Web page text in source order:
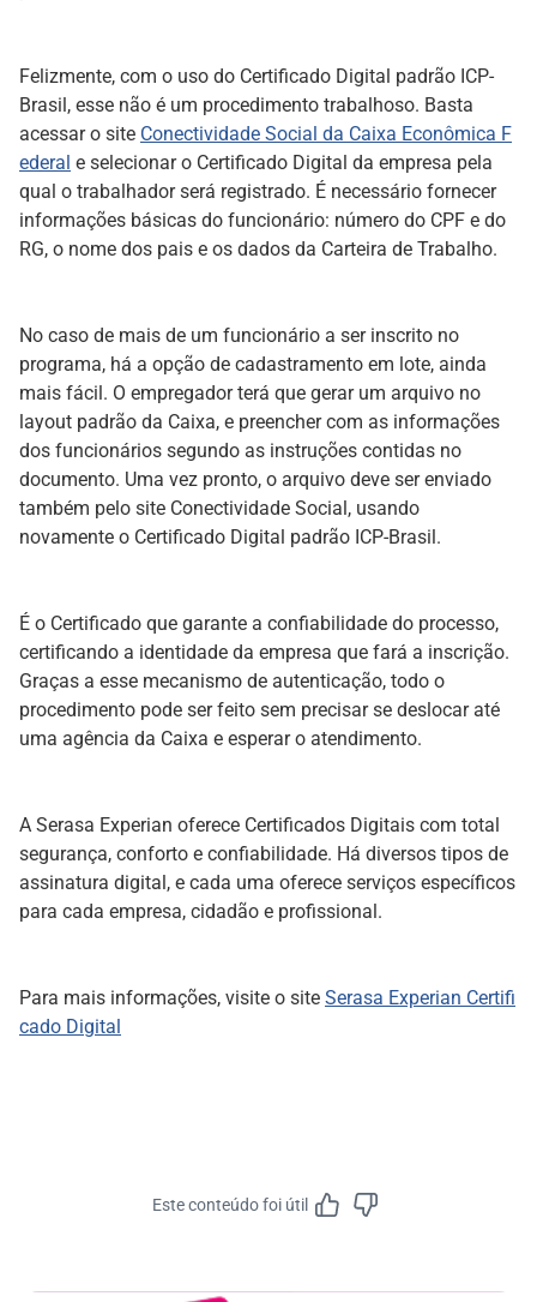
Felizmente, com o uso do Certificado Digital padrão ICP-
Brasil, esse não é um procedimento trabalhoso. Basta
acessar o site Conectividade Social da Caixa Econômica F
ederal e selecionar o Certificado Digital da empresa pela
qual o trabalhador será registrado. É necessário fornecer
informações básicas do funcionário: número do CPF e do
RG, o nome dos pais e os dados da Carteira de Trabalho.
No caso de mais de um funcionário a ser inscrito no
programa, há a opção de cadastramento em lote, ainda
mais fácil. O empregador terá que gerar um arquivo no
layout padrão da Caixa, e preencher com as informações
dos funcionários segundo as instruções contidas no
documento. Uma vez pronto, o arquivo deve ser enviado
também pelo site Conectividade Social, usando
novamente o Certificado Digital padrão ICP-Brasil.
É o Certificado que garante a confiabilidade do processo,
certificando a identidade da empresa que fará a inscrição.
Graças a esse mecanismo de autenticação, todo o
procedimento pode ser feito sem precisar se deslocar até
uma agência da Caixa e esperar o atendimento.
A Serasa Experian oferece Certificados Digitais com total
segurança, conforto e confiabilidade. Há diversos tipos de
assinatura digital, e cada uma oferece serviços específicos
para cada empresa, cidadão e profissional.
Para mais informações, visite o site Serasa Experian Certifi
cado Digital
Este conteúdo foi útil